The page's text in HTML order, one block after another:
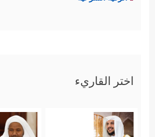
اختر القاريء